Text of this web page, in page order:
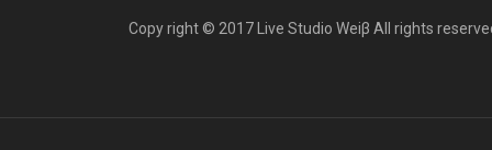
Copy right © 2017 Live Studio Weiβ All rights